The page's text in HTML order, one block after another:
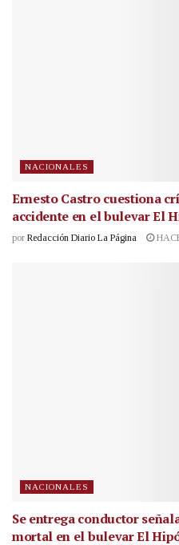
NACIONALES
Ernesto Castro cuestiona
accidente en el bulevar El
por Redacción Diario La Página
NACIONALES
Se entrega conductor
mortal en el bulevar El